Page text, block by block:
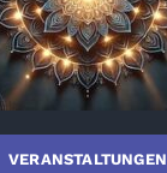
VERANSTALTUNGEN